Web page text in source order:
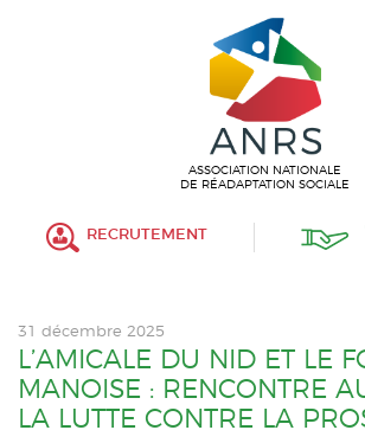
HISTORIQUE
VALEURS ET
ASSOCIATIF
POLITIQUE RH
ASSOCIATION NATIONALE
DE RÉADAPTATION SOCIALE
RECRUTEMENT
31 décembre 2025
L’AMICALE DU NID ET LE
MANOISE : RENCONTRE
LA LUTTE CONTRE LA